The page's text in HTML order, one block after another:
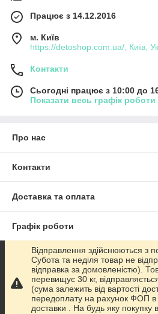
Працює з 14.12.2016
м. Київ
https://detoshop.com.ua/, Київ,
Контакти
Сьогодні працює з 10:00 до
Показати весь графік роботи
Про нас
Контакти
Доставка та оплата
Графік роботи
Повна версія сайту
Сайт створено на маркетплейсі
Відправлення здійснюються з
Субота та неділя товар не
відправка за домовленістю).
перевищує 30 кг,
(сума залежить від вартості
передоплату на рахунок ФОП в
доставки . На будь яку покупку